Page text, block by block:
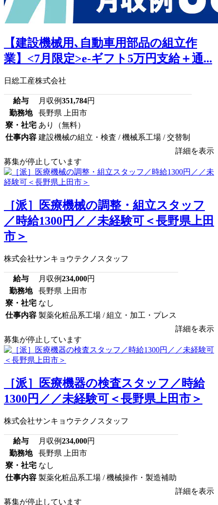
【建設機械用､自動車用部品の組立作
業】<7月限定>e-ギフト5万円支給＋通...
日総工産株式会社
給与 月収例351,784円
勤務地
長野県 上田市
寮・社宅 あり（無料）
仕事内容 建設機械の組立・検査 / 機械系工場 / 交替制
詳細を表示
募集が停止しています
［派］医療機械の調整・組立スタッフ
／時給1300円／／未経験可＜長野県上田
市＞
株式会社サンキョウテクノスタッフ
給与 月収例234,000円
勤務地
長野県 上田市
寮・社宅 なし
仕事内容 製薬化粧品系工場 / 組立・加工・プレス
詳細を表示
募集が停止しています
［派］医療機器の検査スタッフ／時給
1300円／／未経験可＜長野県上田市＞
株式会社サンキョウテクノスタッフ
給与 月収例234,000円
勤務地
長野県 上田市
寮・社宅 なし
仕事内容 製薬化粧品系工場 / 機械操作・製造補助
詳細を表示
募集が停止しています